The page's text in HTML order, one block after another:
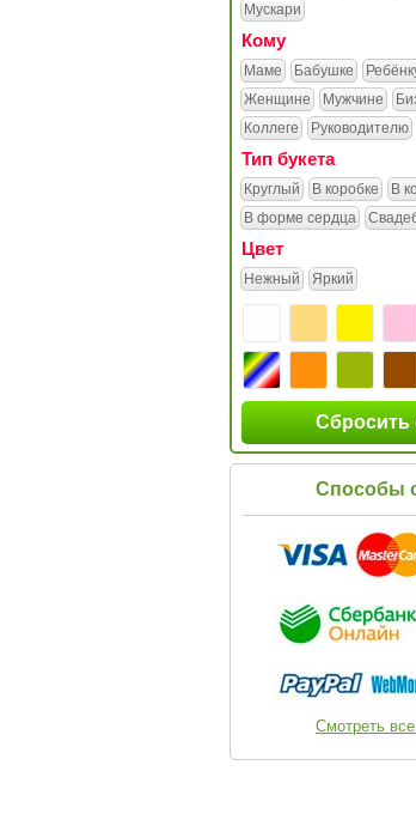
Мускари
Кому
Маме Бабушке
Женщине
Мужчине
Коллеге
Руководителю
Тип букета
Круглый В коробке
В
В форме сердца
Цвет
Нежный Яркий
Сбросить
Способы
Смотреть